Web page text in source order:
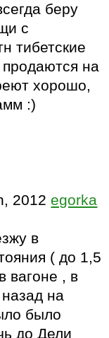
беру
с
тибетские
продаются на
хорошо,
:)
2012 egorka
в
( до 1,5
вагоне , в
на
было
до Дели